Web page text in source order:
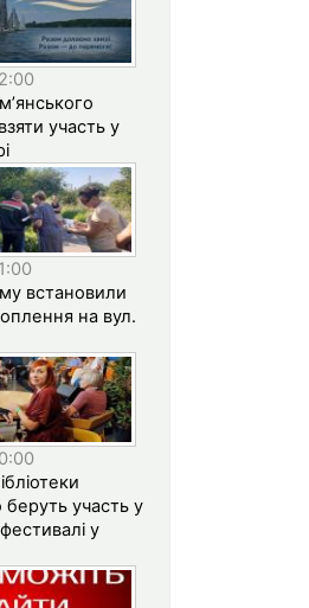
участь у
встановили
на вул.
беруть участь у
у